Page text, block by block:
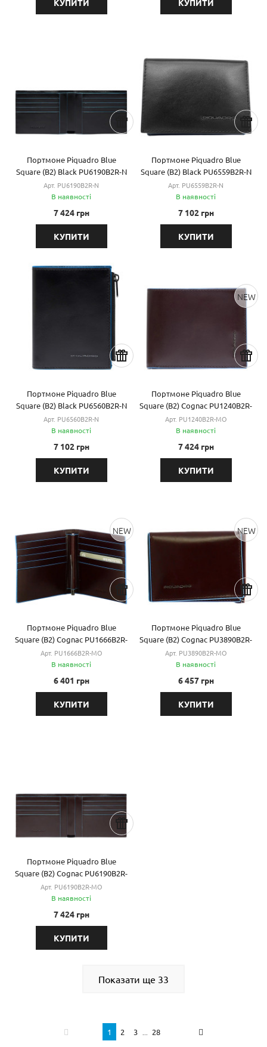
КУПИТИ КУПИТИ
Портмоне Piquadro Blue
Square (B2) Black PU6190B2R-N
Арт. PU6190B2R-N
В наявності
7 424 грн
КУПИТИ
Портмоне Piquadro Blue
Square (B2) Black PU6559B2R-N
Арт. PU6559B2R-N
В наявності
7 102 грн
КУПИТИ
Портмоне Piquadro Blue
Square (B2) Black PU6560B2R-N
Арт. PU6560B2R-N
В наявності
7 102 грн
КУПИТИ
NEW
Портмоне Piquadro Blue
Square (B2) Cognac PU1240B2R-
MO
Арт. PU1240B2R-MO
В наявності
7 424 грн
КУПИТИ
NEW
Портмоне Piquadro Blue
Square (B2) Cognac PU1666B2R-
MO
Арт. PU1666B2R-MO
В наявності
6 401 грн
КУПИТИ
NEW
Портмоне Piquadro Blue
Square (B2) Cognac PU3890B2R-
MO
Арт. PU3890B2R-MO
В наявності
6 457 грн
КУПИТИ
Портмоне Piquadro Blue
Square (B2) Cognac PU6190B2R-
MO
Арт. PU6190B2R-MO
В наявності
7 424 грн
КУПИТИ
Показати ще 33
1 2 3 28